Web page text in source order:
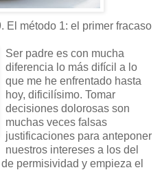
El método 1: el primer fracaso
Ser padre es con mucha
diferencia lo más difícil a lo
que me he enfrentado hasta
hoy, dificilísimo. Tomar
decisiones dolorosas son
muchas veces falsas
justificaciones para anteponer
nuestros intereses a los del
permisividad y empieza el